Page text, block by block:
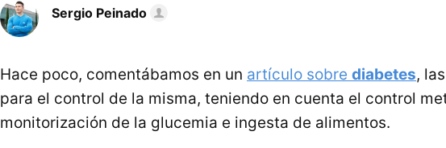
Sergio Peinado
Hace poco, comentábamos en un artículo sobre diabetes,
para el control de la misma, teniendo en cuenta el control
monitorización de la glucemia e ingesta de alimentos.